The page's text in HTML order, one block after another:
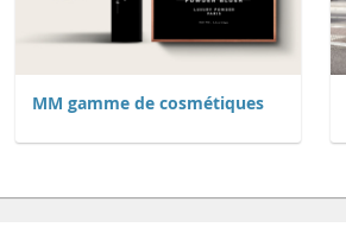
MM gamme de cosmétiques